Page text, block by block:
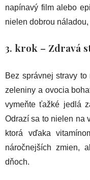
napínavý film alebo
nielen dobrou
3. krok – Zdravá
Bez správnej stravy
zeleniny a ovocia
vymeňte ťažké jedlá
Odrazí sa to nielen na
ktorá vďaka
náročnejších zmien,
dňoch.